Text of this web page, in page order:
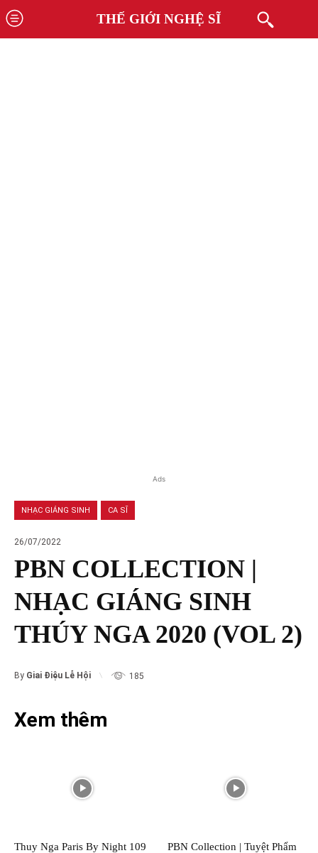
THẾ GIỚI NGHỆ SĨ
Ads
NHẠC GIÁNG SINH CA SĨ
26/07/2022
PBN COLLECTION |
NHẠC GIÁNG SINH
THÚY NGA 2020 (VOL 2)
By Giai Điệu Lễ Hội 185
Xem thêm
Thuy Nga Paris By Night 109
PBN Collection | Tuyệt Phẩm